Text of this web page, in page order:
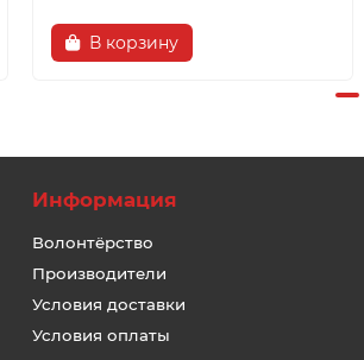
В корзину
Информация
Волонтёрство
Производители
Условия доставки
Условия оплаты